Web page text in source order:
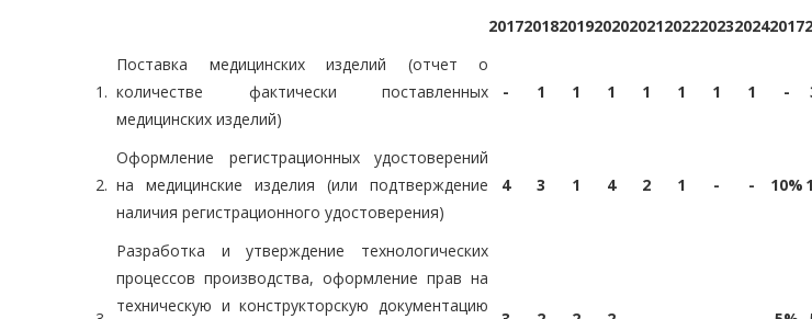
201720182019202020212022202320242017
1.
Поставка медицинских изделий (отчет о
количестве фактически поставленных
медицинских изделий)
- 1 1 1 1 1 1 1 -
2.
Оформление регистрационных удостоверений
на медицинские изделия (или подтверждение
наличия регистрационного удостоверения)
4 3 1 4 2 1 - - 10%
Разработка и утверждение технологических
процессов производства, оформление прав на
техническую и конструкторскую документацию